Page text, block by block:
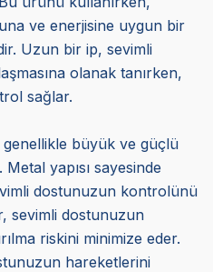
ve enerjisine uygun bir
Uzun bir ip, sevimli
olanak tanırken,
sağlar.
büyük ve güçlü
yapısı sayesinde
dostunuzun kontrolünü
sevimli dostunuzun
riskini minimize eder.
hareketlerini